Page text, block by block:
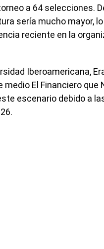
a 64 selecciones.
sería mucho mayor,
reciente en la
Iberoamericana,
medio El Financiero
escenario debido a